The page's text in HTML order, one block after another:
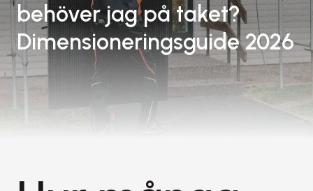
behöver jag på taket?
Dimensioneringsguide 2026